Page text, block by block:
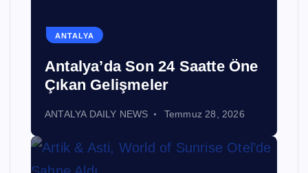
ANTALYA
Antalya’da Son 24 Saatte Öne
Çıkan Gelişmeler
ANTALYA DAILY NEWS Temmuz 28, 2026